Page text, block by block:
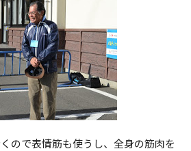
ので表情筋も使うし、全身の筋肉を